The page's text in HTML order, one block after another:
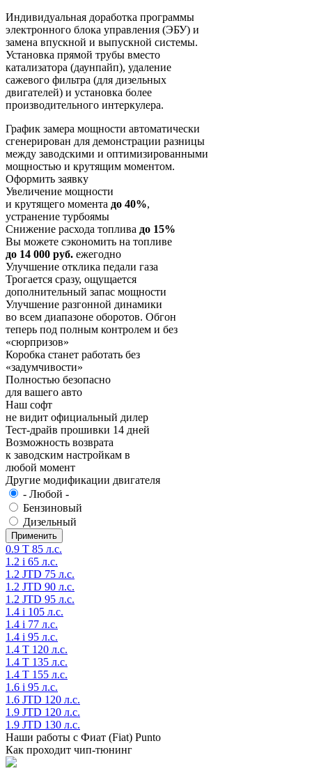
Индивидуальная доработка программы
электронного блока управления (ЭБУ) и
замена впускной и выпускной системы.
Установка прямой трубы вместо
катализатора (даунпайп), удаление
сажевого фильтра (для дизельных
двигателей) и установка более
производительного интеркулера.
График замера мощности автоматически
сгенерирован для демонстрации разницы
между заводскими и оптимизированными
мощностью и крутящим моментом.
Оформить заявку
Увеличение мощности
и крутящего момента до 40%,
устранение турбоямы
Снижение расхода топлива до 15%
Вы можете сэкономить на топливе
до 14 000 руб. ежегодно
Улучшение отклика педали газа
Трогается сразу, ощущается
дополнительный запас мощности
Улучшение разгонной динамики
во всем диапазоне оборотов. Обгон
теперь под полным контролем и без
«сюрпризов»
Коробка станет работать без
«задумчивости»
Полностью безопасно
для вашего авто
Наш софт
не видит официальный дилер
Тест-драйв прошивки 14 дней
Возможность возврата
к заводским настройкам в
любой момент
Другие модификации двигателя
- Любой -
Бензиновый
Дизельный
0.9 T 85 л.с.
1.2 i 65 л.с.
1.2 JTD 75 л.с.
1.2 JTD 90 л.с.
1.2 JTD 95 л.с.
1.4 i 105 л.с.
1.4 i 77 л.с.
1.4 i 95 л.с.
1.4 T 120 л.с.
1.4 T 135 л.с.
1.4 T 155 л.с.
1.6 i 95 л.с.
1.6 JTD 120 л.с.
1.9 JTD 120 л.с.
1.9 JTD 130 л.с.
Наши работы с Фиат (Fiat) Punto
Как проходит чип-тюнинг